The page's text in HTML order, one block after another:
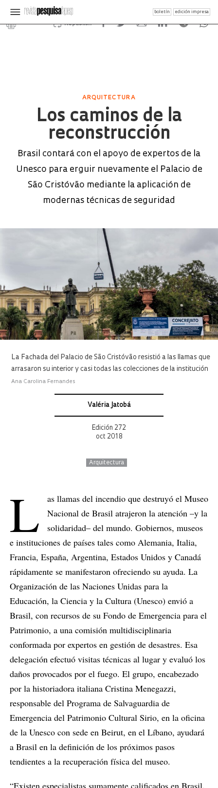
boletín edición impresa
Republish
ARQUITECTURA
Los caminos de la
reconstrucción
Brasil contará con el apoyo de expertos de la
Unesco para erguir nuevamente el Palacio de
São Cristóvão mediante la aplicación de
modernas técnicas de seguridad
La Fachada del Palacio de São Cristóvão resistió a las llamas que
arrasaron su interior y casi todas las colecciones de la institución
Ana Carolina Fernandes
Valéria Jatobá
Edición 272
oct 2018
Arquitectura
L
as llamas del incendio que destruyó el Museo
Nacional de Brasil atrajeron la atención –y la
solidaridad– del mundo. Gobiernos, museos
e instituciones de países tales como Alemania, Italia,
Francia, España, Argentina, Estados Unidos y Canadá
rápidamente se manifestaron ofreciendo su ayuda. La
Organización de las Naciones Unidas para la
Educación, la Ciencia y la Cultura (Unesco) envió a
Brasil, con recursos de su Fondo de Emergencia para el
Patrimonio, a una comisión multidisciplinaria
conformada por expertos en gestión de desastres. Esa
delegación efectuó visitas técnicas al lugar y evaluó los
daños provocados por el fuego. El grupo, encabezado
por la historiadora italiana Cristina Menegazzi,
responsable del Programa de Salvaguardia de
Emergencia del Patrimonio Cultural Sirio, en la oficina
de la Unesco con sede en Beirut, en el Líbano, ayudará
a Brasil en la definición de los próximos pasos
tendientes a la recuperación física del museo.
“Existen especialistas sumamente calificados en Brasil.